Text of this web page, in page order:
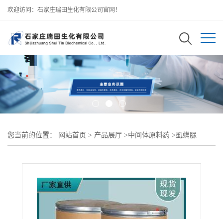
欢迎访问：石家庄瑞田生化有限公司官网！
您当前的位置： 网站首页 > 产品展厅 >中间体原料药 >虱螨脲